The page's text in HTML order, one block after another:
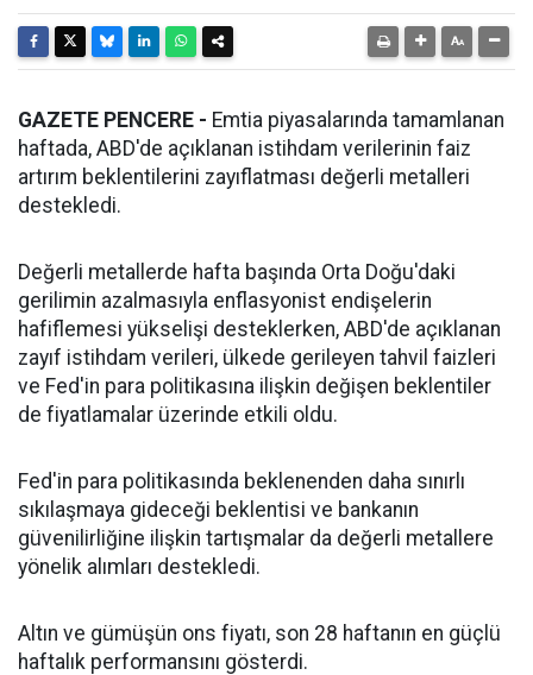
GAZETE PENCERE - Emtia piyasalarında tamamlanan
haftada, ABD'de açıklanan istihdam verilerinin faiz
artırım beklentilerini zayıflatması değerli metalleri
destekledi.
Değerli metallerde hafta başında Orta Doğu'daki
gerilimin azalmasıyla enflasyonist endişelerin
hafiflemesi yükselişi desteklerken, ABD'de açıklanan
zayıf istihdam verileri, ülkede gerileyen tahvil faizleri
ve Fed'in para politikasına ilişkin değişen beklentiler
de fiyatlamalar üzerinde etkili oldu.
Fed'in para politikasında beklenenden daha sınırlı
sıkılaşmaya gideceği beklentisi ve bankanın
güvenilirliğine ilişkin tartışmalar da değerli metallere
yönelik alımları destekledi.
Altın ve gümüşün ons fiyatı, son 28 haftanın en güçlü
haftalık performansını gösterdi.